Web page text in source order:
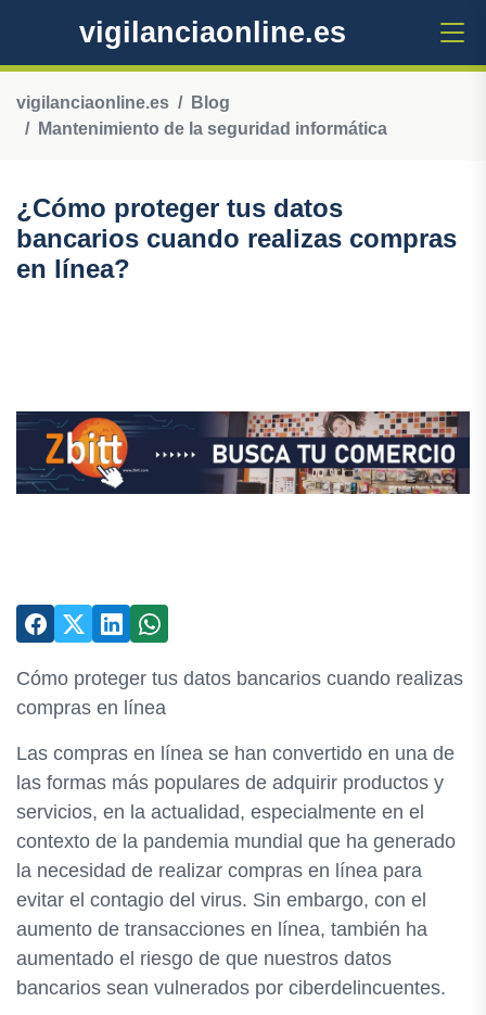
vigilanciaonline.es
vigilanciaonline.es
Blog
Mantenimiento de la seguridad informática
¿Cómo proteger tus datos
bancarios cuando realizas compras
en línea?
Cómo proteger tus datos bancarios cuando realizas
compras en línea
Las compras en línea se han convertido en una de
las formas más populares de adquirir productos y
servicios, en la actualidad, especialmente en el
contexto de la pandemia mundial que ha generado
la necesidad de realizar compras en línea para
evitar el contagio del virus. Sin embargo, con el
aumento de transacciones en línea, también ha
aumentado el riesgo de que nuestros datos
bancarios sean vulnerados por ciberdelincuentes.